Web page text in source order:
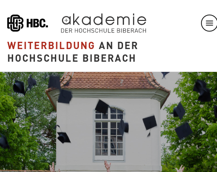
zum
Inhalt
WEITERBILDUNG AN DER
HOCHSCHULE BIBERACH